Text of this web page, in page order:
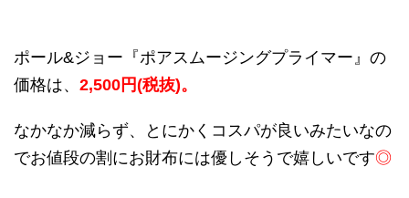
ポール&ジョー『ポアスムージングプライマー』の
価格は、 2,500 円(税抜)。
なかなか減らず、とにかくコスパが良いみたいなの
でお値段の割にお財布には優しそうで嬉しいです◎